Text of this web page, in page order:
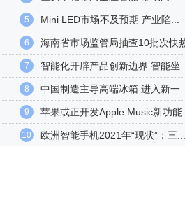
5 Mini LED市场不及预期 产业陷...
6 海南省市场监管局抽查10批次快
7 智能化开辟产品创新边界 智能坐...
8 中国制造主导高端冰箱 进入新一...
9 苹果或正开发Apple Music新功能...
10 欧洲智能手机2021年“现状”：三...